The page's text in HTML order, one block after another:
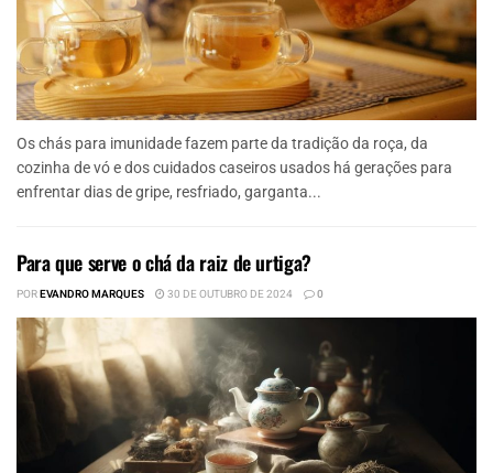
Os chás para imunidade fazem parte da tradição da roça, da
cozinha de vó e dos cuidados caseiros usados há gerações para
enfrentar dias de gripe, resfriado, garganta...
Para que serve o chá da raiz de urtiga?
POREVANDRO MARQUES 30 DE OUTUBRO DE 2024 0